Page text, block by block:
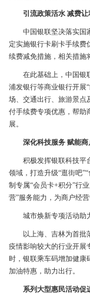
引流政策活水 减费让
中国银联坚决落实国
定实施银行卡刷卡手续费
续费减免措施，相关措施
在此基础上，中国银
浦发银行等商业银行开展
场、交通出行、旅游景点
付手续费专项优惠，帮助
展。
深化科技服务 赋能商
积极发挥银联科技平
领域，打造升级“逛街吧
制专属“会员卡+积分”行
营”服务能力，为商户经营
城市焕新专项活动助
以上海、吉林为首批
疫情影响较大的行业开展
时，银联乘车码增加健康
加油特惠，助力出行。
系列大型惠民活动促